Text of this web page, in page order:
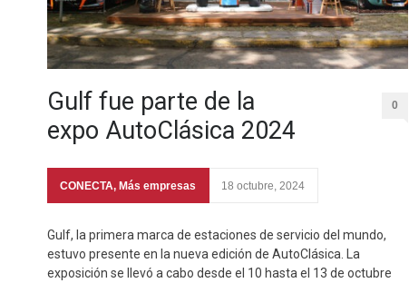
Gulf fue parte de la
expo AutoClásica 2024
0
CONECTA, Más empresas 18 octubre, 2024
Gulf, la primera marca de estaciones de servicio del mundo,
estuvo presente en la nueva edición de AutoClásica. La
exposición se llevó a cabo desde el 10 hasta el 13 de octubre